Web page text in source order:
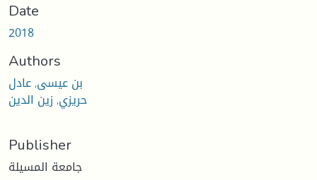
Date
2018
Authors
بن عيسى, عادل
حريزي, زين الدين
Publisher
جامعة المسيلة